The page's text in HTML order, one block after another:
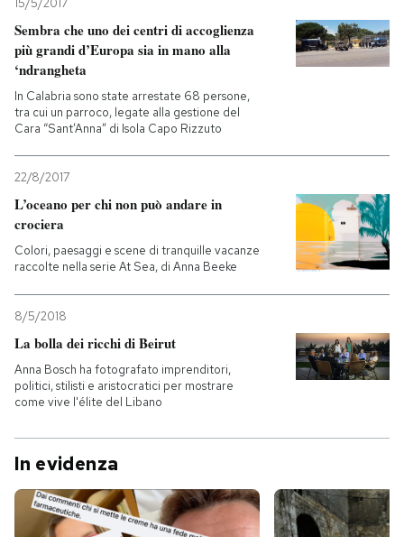
15/5/2017
Sembra che uno dei centri di accoglienza
più grandi d’Europa sia in mano alla
‘ndrangheta
In Calabria sono state arrestate 68 persone,
tra cui un parroco, legate alla gestione del
Cara “Sant’Anna” di Isola Capo Rizzuto
22/8/2017
L’oceano per chi non può andare in
crociera
Colori, paesaggi e scene di tranquille vacanze
raccolte nella serie At Sea, di Anna Beeke
8/5/2018
La bolla dei ricchi di Beirut
Anna Bosch ha fotografato imprenditori,
politici, stilisti e aristocratici per mostrare
come vive l'élite del Libano
In evidenza